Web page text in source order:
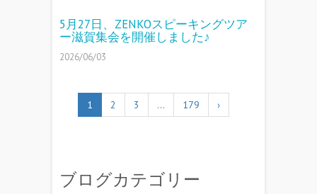
5月27日、ZENKOスピーキングツア
ー滋賀集会を開催しました♪
2026/06/03
1 2 3 … 179 ›
ブログカテゴリー